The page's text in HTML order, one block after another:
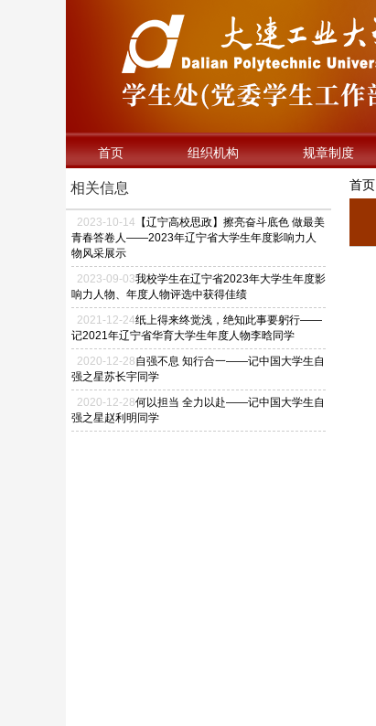
首页 组织机构 规章制度
相关信息
2023-10-14 【辽宁高校思政】擦亮奋斗底色 做最美
青春答卷人——2023年辽宁省大学生年度影响力人
物风采展示
2023-09-03我校学生在辽宁省2023年大学生年度影
响力人物、年度人物评选中获得佳绩
2021-12-24纸上得来终觉浅，绝知此事要躬行——
记2021年辽宁省华育大学生年度人物李晗同学
2020-12-28自强不息 知行合一——记中国大学生自
强之星苏长宇同学
2020-12-28何以担当 全力以赴——记中国大学生自
强之星赵利明同学
首页